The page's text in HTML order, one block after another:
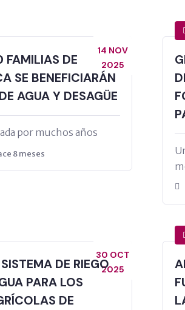
14 NOV
2025
DE
SE BENEFICIARÁN
AGUA Y DESAGÜE
por muchos años
8 meses
30 OCT
2025
DE RIEGO
PARA LOS
DE